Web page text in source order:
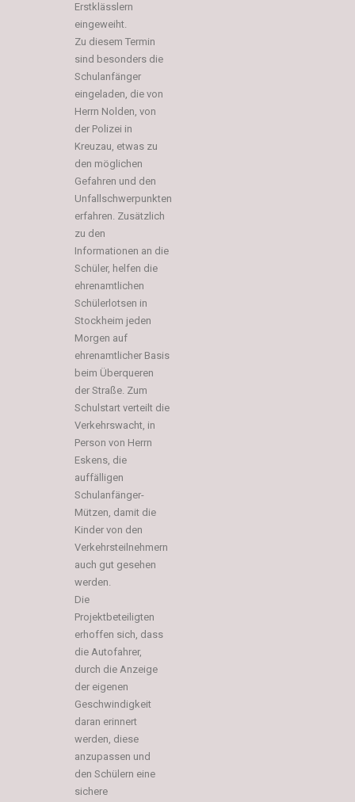
Erstklässlern
eingeweiht.
Zu diesem Termin
sind besonders die
Schulanfänger
eingeladen, die von
Herrn Nolden, von
der Polizei in
Kreuzau, etwas zu
den möglichen
Gefahren und den
Unfallschwerpunkten
erfahren. Zusätzlich
zu den
Informationen an die
Schüler, helfen die
ehrenamtlichen
Schülerlotsen in
Stockheim jeden
Morgen auf
ehrenamtlicher Basis
beim Überqueren
der Straße. Zum
Schulstart verteilt die
Verkehrswacht, in
Person von Herrn
Eskens, die
auffälligen
Schulanfänger-
Mützen, damit die
Kinder von den
Verkehrsteilnehmern
auch gut gesehen
werden.
Die
Projektbeteiligten
erhoffen sich, dass
die Autofahrer,
durch die Anzeige
der eigenen
Geschwindigkeit
daran erinnert
werden, diese
anzupassen und
den Schülern eine
sichere